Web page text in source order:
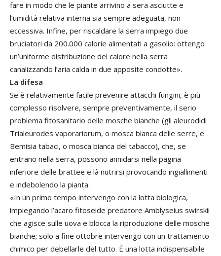
fare in modo che le piante arrivino a sera asciutte e
l’umidità relativa interna sia sempre adeguata, non
eccessiva. Infine, per riscaldare la serra impiego due
bruciatori da 200.000 calorie alimentati a gasolio: ottengo
un’uniforme distribuzione del calore nella serra
canalizzando l’aria calda in due apposite condotte».
La difesa
Se è relativamente facile prevenire attacchi fungini, è più
complesso risolvere, sempre preventivamente, il serio
problema fitosanitario delle mosche bianche (gli aleurodidi
Trialeurodes vaporariorum, o mosca bianca delle serre, e
Bemisia tabaci, o mosca bianca del tabacco), che, se
entrano nella serra, possono annidarsi nella pagina
inferiore delle brattee e là nutrirsi provocando ingiallimenti
e indebolendo la pianta.
«In un primo tempo intervengo con la lotta biologica,
impiegando l’acaro fitoseide predatore Amblyseius swirskii
che agisce sulle uova e blocca la riproduzione delle mosche
bianche; solo a fine ottobre intervengo con un trattamento
chimico per debellarle del tutto. È una lotta indispensabile